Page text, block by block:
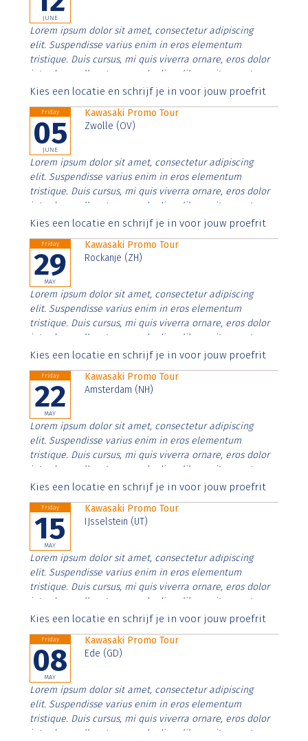
JUNE
Lorem ipsum dolor sit amet, consectetur adipiscing
elit. Suspendisse varius enim in eros elementum
tristique. Duis cursus, mi quis viverra ornare, eros dolor
interdum nulla, ut commodo diam libero vitae erat.
Aenean faucibus nibh et justo cursus id rutrum lorem
Kies een locatie en schrijf je in voor jouw proefrit
Friday
05
JUNE
Kawasaki Promo Tour
Zwolle (OV)
Lorem ipsum dolor sit amet, consectetur adipiscing
elit. Suspendisse varius enim in eros elementum
tristique. Duis cursus, mi quis viverra ornare, eros dolor
interdum nulla, ut commodo diam libero vitae erat.
Aenean faucibus nibh et justo cursus id rutrum lorem
Kies een locatie en schrijf je in voor jouw proefrit
Friday
29
MAY
Kawasaki Promo Tour
Rockanje (ZH)
Lorem ipsum dolor sit amet, consectetur adipiscing
elit. Suspendisse varius enim in eros elementum
tristique. Duis cursus, mi quis viverra ornare, eros dolor
interdum nulla, ut commodo diam libero vitae erat.
Aenean faucibus nibh et justo cursus id rutrum lorem
Kies een locatie en schrijf je in voor jouw proefrit
Friday
22
MAY
Kawasaki Promo Tour
Amsterdam (NH)
Lorem ipsum dolor sit amet, consectetur adipiscing
elit. Suspendisse varius enim in eros elementum
tristique. Duis cursus, mi quis viverra ornare, eros dolor
interdum nulla, ut commodo diam libero vitae erat.
Aenean faucibus nibh et justo cursus id rutrum lorem
Kies een locatie en schrijf je in voor jouw proefrit
Friday
15
MAY
Kawasaki Promo Tour
IJsselstein (UT)
Lorem ipsum dolor sit amet, consectetur adipiscing
elit. Suspendisse varius enim in eros elementum
tristique. Duis cursus, mi quis viverra ornare, eros dolor
interdum nulla, ut commodo diam libero vitae erat.
Aenean faucibus nibh et justo cursus id rutrum lorem
Kies een locatie en schrijf je in voor jouw proefrit
Friday
08
MAY
Kawasaki Promo Tour
Ede (GD)
Lorem ipsum dolor sit amet, consectetur adipiscing
elit. Suspendisse varius enim in eros elementum
tristique. Duis cursus, mi quis viverra ornare, eros dolor
interdum nulla, ut commodo diam libero vitae erat.